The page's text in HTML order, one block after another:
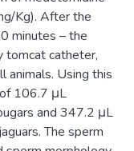
Kg). After the
minutes – the
tomcat catheter,
animals. Using this
106.7 μL
and 347.2 μL
The sperm